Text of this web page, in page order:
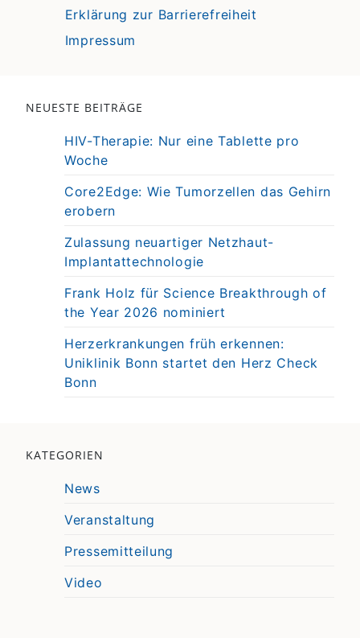
Erklärung zur Barrierefreiheit
Impressum
NEUESTE BEITRÄGE
HIV-Therapie: Nur eine Tablette pro
Woche
Core2Edge: Wie Tumorzellen das Gehirn
erobern
Zulassung neuartiger Netzhaut-
Implantattechnologie
Frank Holz für Science Breakthrough of
the Year 2026 nominiert
Herzerkrankungen früh erkennen:
Uniklinik Bonn startet den Herz Check
Bonn
KATEGORIEN
News
Veranstaltung
Pressemitteilung
Video